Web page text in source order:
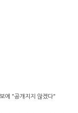
에 "공개지지 않겠다"